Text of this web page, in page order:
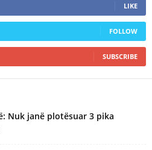
LIKE
FOLLOW
SUBSCRIBE
Nuk janë plotësuar 3 pika